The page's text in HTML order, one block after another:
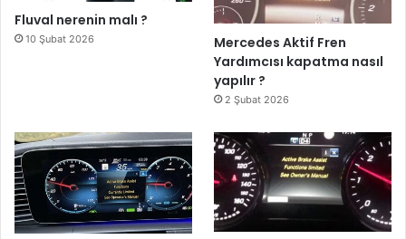
Fluval nerenin malı ?
10 Şubat 2026
Mercedes Aktif Fren
Yardımcısı kapatma nasıl
yapılır ?
2 Şubat 2026